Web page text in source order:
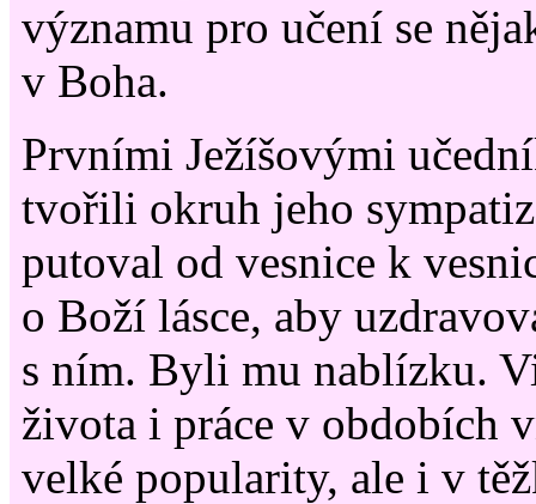
významu pro učení se
v Boha.
Prvními Ježíšovými
tvořili okruh jeho
putoval od vesnice k
o Boží lásce, aby
s ním. Byli mu nablízku.
života i práce v obdobích
velké popularity, ale i v